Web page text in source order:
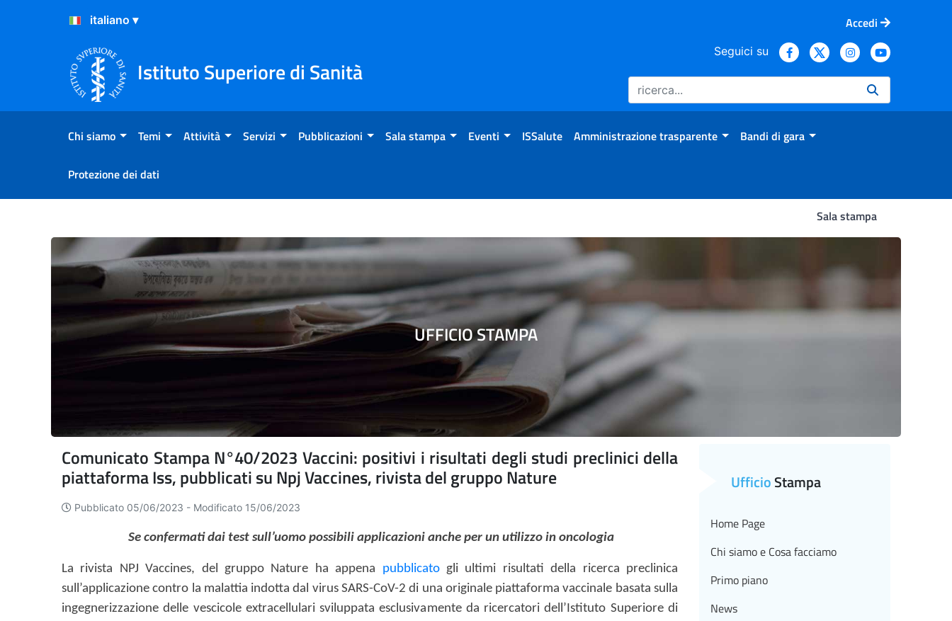
Salta al Contenuto
Salta al Footer
Accedi
Istituto Superiore di Sanità
Seguici su
Chi siamo Temi Attività Servizi Pubblicazioni Sala stampa Eventi ISSalute Amministrazione trasparente Bandi di gara
Protezione dei dati
Sala stampa
Comunicato Stampa N°40/2023 Vaccini: positivi i risultati degli studi preclinici
UFFICIO STAMPA
Comunicato Stampa N°40/2023 Vaccini: positivi i risultati degli studi preclinici della
piattaforma Iss, pubblicati su Npj Vaccines, rivista del gruppo Nature
Pubblicato 05/06/2023 - Modificato 15/06/2023
Se confermati dai test sull’uomo possibili applicazioni anche per un utilizzo in oncologia
La rivista NPJ Vaccines, del gruppo Nature ha appena pubblicatogli ultimi risultati della ricerca preclinica
sull’applicazione contro la malattia indotta dal virus SARS-CoV-2 di una originale piattaforma vaccinale basata sulla
ingegnerizzazione delle vescicole extracellulari sviluppata esclusivamente da ricercatori dell’Istituto Superiore di
UfficioStampa
Home Page
Chi siamo e Cosa facciamo
Primo piano
News